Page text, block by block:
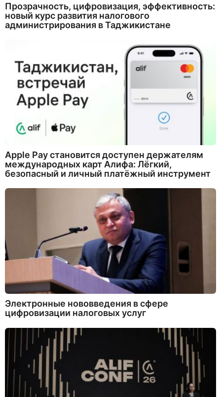
Прозрачность, цифровизация, эффективность:
новый курс развития налогового
администрирования в Таджикистане
Apple Pay становится доступен держателям
международных карт Алифа: Лёгкий,
безопасный и личный платёжный инструмент
Электронные нововведения в сфере
цифровизации налоговых услуг